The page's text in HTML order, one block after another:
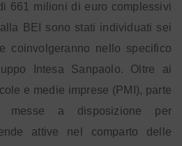
661 milioni di euro complessivi
BEI sono stati individuati sei
coinvolgeranno nello specifico
Intesa Sanpaolo. Oltre ai
e medie imprese (PMI), parte
messe a disposizione per
attive nel comparto delle